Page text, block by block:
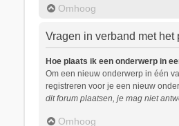
Omhoog
Vragen in verband met het
Hoe plaats ik een onderwerp in
Om een nieuw onderwerp in één
registreren voor je een nieuw
dit forum plaatsen, je mag niet
Omhoog